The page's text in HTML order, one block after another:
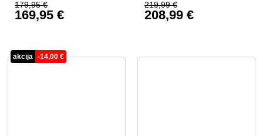
179,95€
Ursprünglicher Preis war: 179,95 €
169,95€
219,99€
Ursprünglicher
208,99 €
akcija -14,00€